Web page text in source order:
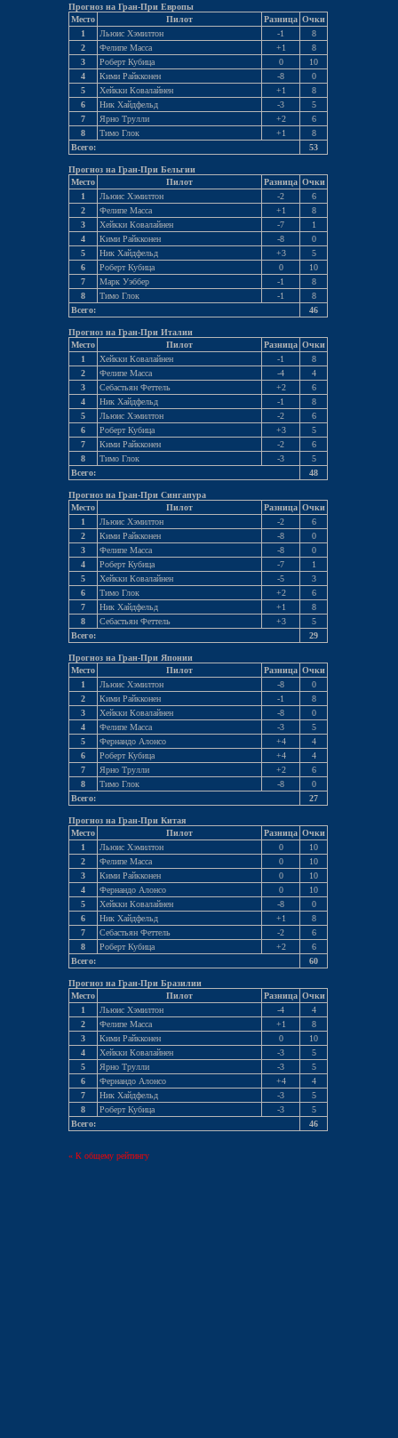
Прогноз на Гран-При Европы
Место
Пилот Разница Очки
1
Льюис Хэмилтон -1
8
2
Фелипе Масса +1
8
3
Роберт Кубица 0
10
4
Кими Райкконен -8
0
5
Хейкки Ковалайнен +1
8
6
Ник Хайдфельд -3
5
7
Ярно Трулли +2
6
8
Тимо Глок +1
8
Всего:
53
Прогноз на Гран-При Бельгии
Место
Пилот Разница Очки
1
Льюис Хэмилтон -2
6
2
Фелипе Масса +1
8
3
Хейкки Ковалайнен -7
1
4
Кими Райкконен -8
0
5
Ник Хайдфельд +3
5
6
Роберт Кубица 0
10
7
Марк Уэббер -1
8
8
Тимо Глок -1
8
Всего:
46
Прогноз на Гран-При Италии
Место
Пилот Разница Очки
1
Хейкки Ковалайнен -1
8
2
Фелипе Масса -4
4
3
Себастьян Феттель +2
6
4
Ник Хайдфельд -1
8
5
Льюис Хэмилтон -2
6
6
Роберт Кубица +3
5
7
Кими Райкконен -2
6
8
Тимо Глок -3
5
Всего:
48
Прогноз на Гран-При Сингапура
Место
Пилот Разница Очки
1
Льюис Хэмилтон -2
6
2
Кими Райкконен -8
0
3
Фелипе Масса -8
0
4
Роберт Кубица -7
1
5
Хейкки Ковалайнен -5
3
6
Тимо Глок +2
6
7
Ник Хайдфельд +1
8
8
Себастьян Феттель +3
5
Всего:
29
Прогноз на Гран-При Японии
Место
Пилот Разница Очки
1
Льюис Хэмилтон -8
0
2
Кими Райкконен -1
8
3
Хейкки Ковалайнен -8
0
4
Фелипе Масса -3
5
5
Фернандо Алонсо +4
4
6
Роберт Кубица +4
4
7
Ярно Трулли +2
6
8
Тимо Глок -8
0
Всего:
27
Прогноз на Гран-При Китая
Место
Пилот Разница Очки
1
Льюис Хэмилтон 0
10
2
Фелипе Масса 0
10
3
Кими Райкконен 0
10
4
Фернандо Алонсо 0
10
5
Хейкки Ковалайнен -8
0
6
Ник Хайдфельд +1
8
7
Себастьян Феттель -2
6
8
Роберт Кубица +2
6
Всего:
60
Прогноз на Гран-При Бразилии
Место
Пилот Разница Очки
1
Льюис Хэмилтон -4
4
2
Фелипе Масса +1
8
3
Кими Райкконен 0
10
4
Хейкки Ковалайнен -3
5
5
Ярно Трулли -3
5
6
Фернандо Алонсо +4
4
7
Ник Хайдфельд -3
5
8
Роберт Кубица -3
5
Всего:
46
« К общему рейтингу